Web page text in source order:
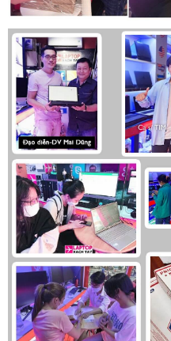
Acer Predator Helios Neo 16
laptop gaming mạnh mẽ,
cấu hình hàng đầu, mang
dùng. Từ thiết kế hiện đại,
năng mạnh mẽ, đến bàn
cổng kết nối đa dạng và
này đáp ứng tốt các nhu
đồ họa chuyên nghiệp.
laptop gaming cao cấp
Predator Helios Neo 16
cân nhắc.